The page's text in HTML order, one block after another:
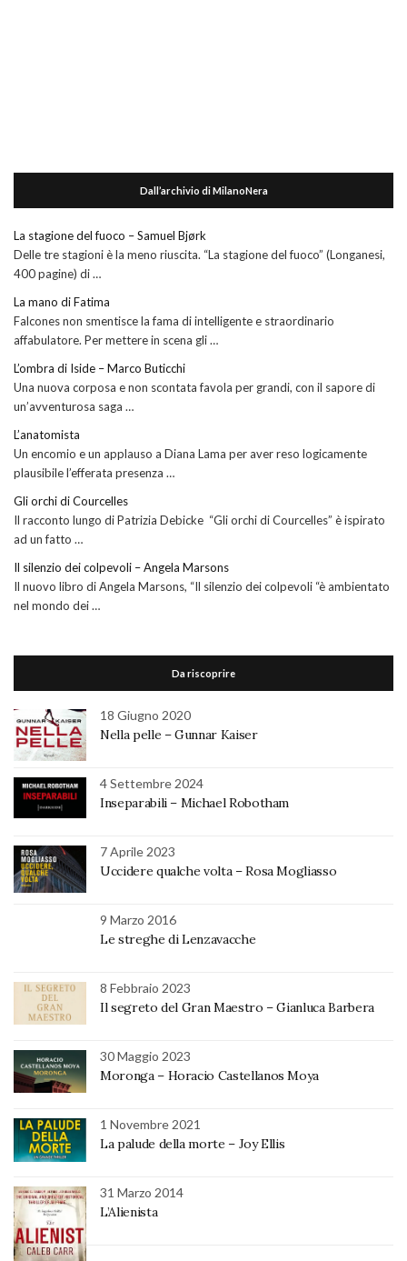
Dall’archivio di MilanoNera
La stagione del fuoco – Samuel Bjørk
Delle tre stagioni è la meno riuscita. “La stagione del fuoco” (Longanesi,
400 pagine) di …
La mano di Fatima
Falcones non smentisce la fama di intelligente e straordinario
affabulatore. Per mettere in scena gli …
L’ombra di Iside – Marco Buticchi
Una nuova corposa e non scontata favola per grandi, con il sapore di
un’avventurosa saga …
L’anatomista
Un encomio e un applauso a Diana Lama per aver reso logicamente
plausibile l’efferata presenza …
Gli orchi di Courcelles
Il racconto lungo di Patrizia Debicke “Gli orchi di Courcelles” è ispirato
ad un fatto …
Il silenzio dei colpevoli – Angela Marsons
Il nuovo libro di Angela Marsons, “Il silenzio dei colpevoli “è ambientato
nel mondo dei …
Da riscoprire
18 Giugno 2020
Nella pelle – Gunnar Kaiser
4 Settembre 2024
Inseparabili – Michael Robotham
7 Aprile 2023
Uccidere qualche volta – Rosa Mogliasso
9 Marzo 2016
Le streghe di Lenzavacche
8 Febbraio 2023
Il segreto del Gran Maestro – Gianluca Barbera
30 Maggio 2023
Moronga – Horacio Castellanos Moya
1 Novembre 2021
La palude della morte – Joy Ellis
31 Marzo 2014
L’Alienista